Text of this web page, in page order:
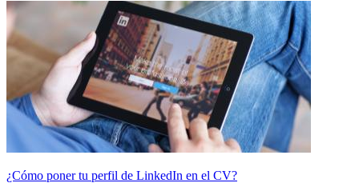
¿Cómo poner tu perfil de LinkedIn en el CV?